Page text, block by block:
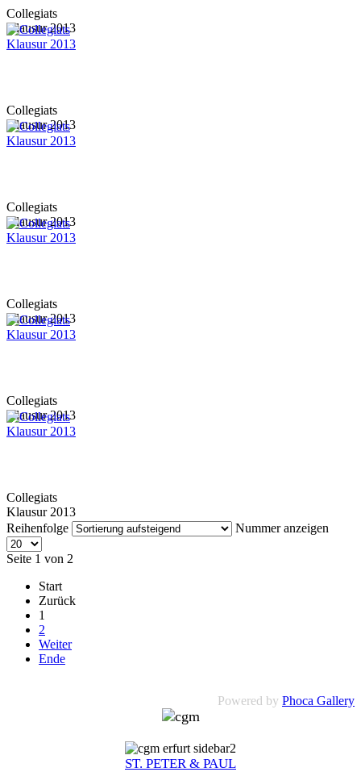
Collegiats
Klausur 2013
Collegiats
Klausur 2013
Collegiats
Klausur 2013
Collegiats
Klausur 2013
Collegiats
Klausur 2013
Collegiats
Klausur 2013
Reihenfolge
Nummer anzeigen
Seite 1 von 2
Start
Zurück
1
2
Weiter
Ende
Powered by Phoca Gallery
ST. PETER & PAUL